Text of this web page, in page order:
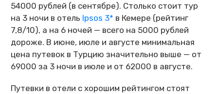
54000 рублей (в сентябре). Столько стоит тур
на 3 ночи в отель Ipsos 3* в Кемере (рейтинг
7,8/10), а на 6 ночей — всего на 5000 рублей
дороже. В июне, июле и августе минимальная
цена путевок в Турцию значительно выше — от
69000 за 3 ночи в июле и от 62000 в августе.
Путевки в отели с хорошим рейтингом стоят